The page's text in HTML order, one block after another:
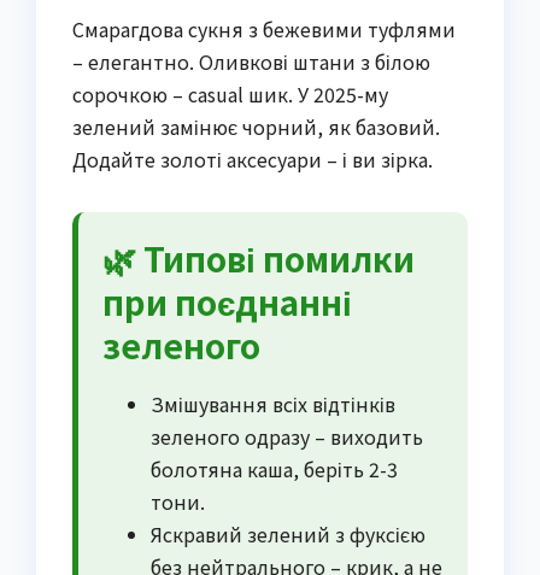
Смарагдова сукня з бежевими туфлями
– елегантно. Оливкові штани з білою
сорочкою – casual шик. У 2025-му
зелений замінює чорний, як базовий.
Додайте золоті аксесуари – і ви зірка.
🌿 Типові помилки
при поєднанні
зеленого
Змішування всіх відтінків
зеленого одразу – виходить
болотяна каша, беріть 2-3
тони.
Яскравий зелений з фуксією
без нейтрального – крик, а не